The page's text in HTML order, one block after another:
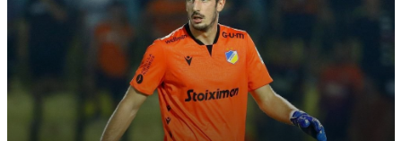
— Fabrizio Romano (@FabrizioRomano)